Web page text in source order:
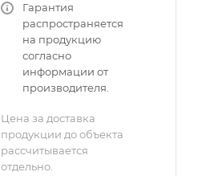
Гарантия
распространяется
на продукцию
согласно
информации от
производителя.
Цена за доставка
продукции до объекта
рассчитывается
отдельно.